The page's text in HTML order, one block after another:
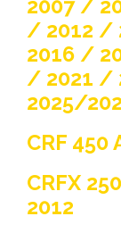
2007 /
/ 2012 /
2016 /
/ 2021 /
2025/
CRF 450
CRFX
2012